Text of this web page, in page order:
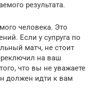
результата.
человека. Это
Если у супруга по
матч, не стоит
на ваш
что вы не уважаете
должен идти к вам